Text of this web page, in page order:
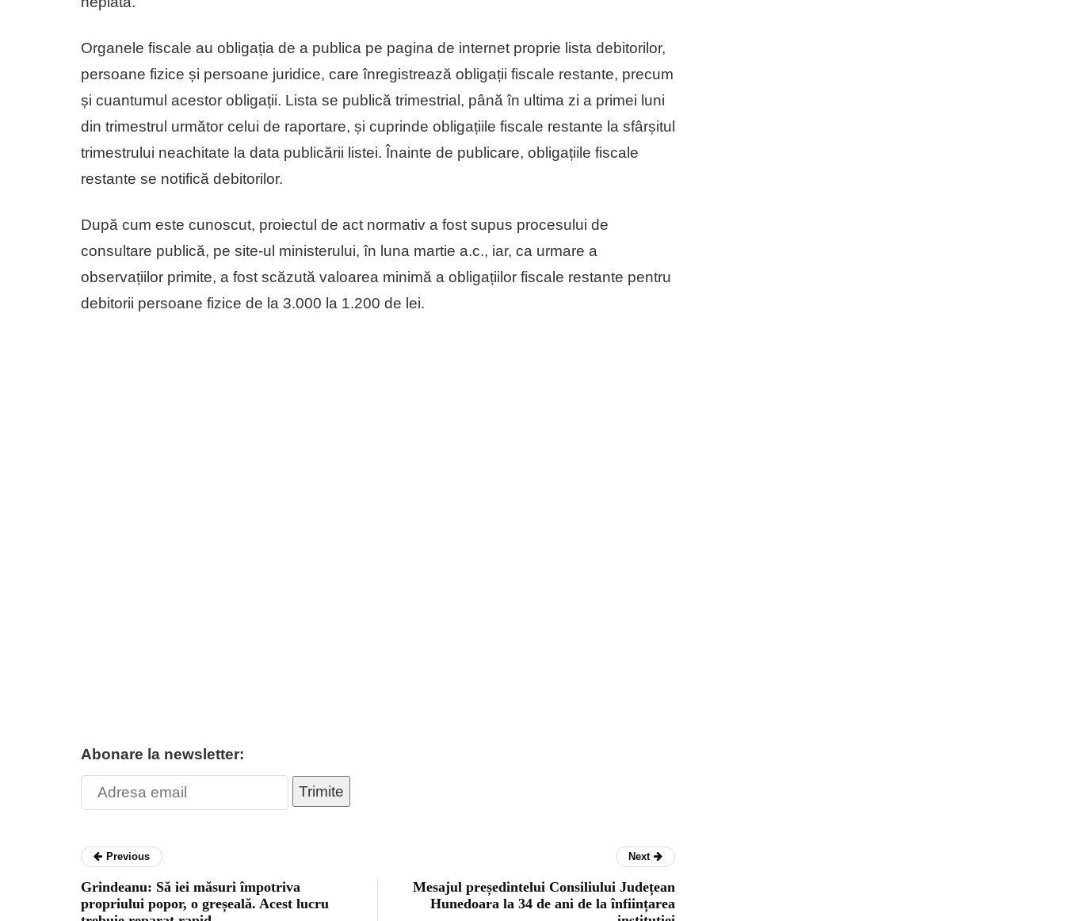
Organele fiscale au obligația de a publica pe pagina de internet proprie lista debitorilor,
persoane fizice și persoane juridice, care înregistrează obligații fiscale restante, precum
și cuantumul acestor obligații. Lista se publică trimestrial, până în ultima zi a primei luni
din trimestrul următor celui de raportare, și cuprinde obligațiile fiscale restante la sfârșitul
trimestrului neachitate la data publicării listei. Înainte de publicare, obligațiile fiscale
restante se notifică debitorilor.
După cum este cunoscut, proiectul de act normativ a fost supus procesului de
consultare publică, pe site-ul ministerului, în luna martie a.c., iar, ca urmare a
observațiilor primite, a fost scăzută valoarea minimă a obligațiilor fiscale restante pentru
debitorii persoane fizice de la 3.000 la 1.200 de lei.
Abonare la newsletter:
Trimite
Previous
Grindeanu: Să iei măsuri împotriva
propriului popor, o greșeală. Acest lucru
Next
Mesajul președintelui Consiliului Județean
Hunedoara la 34 de ani de la înființarea